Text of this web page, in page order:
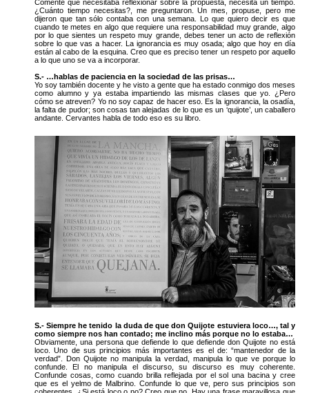
Comenté que necesitaba reflexionar sobre la propuesta, necesita un tiempo.
¿Cuánto tiempo necesitas?, me preguntaron. Un mes, propuse, pero me
dijeron que tan sólo contaba con una semana. Lo que quiero decir es que
cuando te metes en algo que requiere una responsabilidad muy grande, algo
por lo que sientes un respeto muy grande, debes tener un acto de reflexión
sobre lo que vas a hacer. La ignorancia es muy osada; algo que hoy en día
están al cabo de la esquina. Creo que es preciso tener un respeto por aquello
a lo que uno se va a incorporar.
S.- …hablas de paciencia en la sociedad de las prisas…
Yo soy también docente y he visto a gente que ha estado conmigo dos meses
como alumno y ya estaba impartiendo las mismas clases que yo. ¿Pero
cómo se atreven? Yo no soy capaz de hacer eso. Es la ignorancia, la osadía,
la falta de pudor; son cosas tan alejadas de lo que es un ‘quijote’, un caballero
andante. Cervantes habla de todo eso es su libro.
S.- Siempre he tenido la duda de que don Quijote estuviera loco…, tal y
como siempre nos han contado; me inclino más porque no lo estaba…
Obviamente, una persona que defiende lo que defiende don Quijote no está
loco. Uno de sus principios más importantes es el de: “mantenedor de la
verdad”. Don Quijote no manipula la verdad, manipula lo que ve porque lo
confunde. El no manipula el discurso, su discurso es muy coherente.
Confunde cosas, como cuando brilla reflejada por el sol una bacina y cree
que es el yelmo de Malbrino. Confunde lo que ve, pero sus principios son